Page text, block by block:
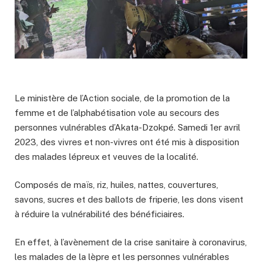
Le ministère de l’Action sociale, de la promotion de la
femme et de l’alphabétisation vole au secours des
personnes vulnérables d’Akata-Dzokpé. Samedi 1er avril
2023, des vivres et non-vivres ont été mis à disposition
des malades lépreux et veuves de la localité.
Composés de maïs, riz, huiles, nattes, couvertures,
savons, sucres et des ballots de friperie, les dons visent
à réduire la vulnérabilité des bénéficiaires.
En effet, à l’avènement de la crise sanitaire à coronavirus,
les malades de la lèpre et les personnes vulnérables